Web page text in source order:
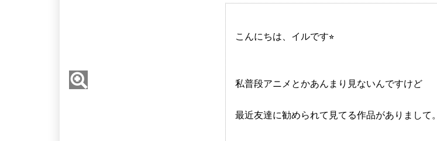
こんにちは、イルです⭐︎
私普段アニメとかあんまり見ないんですけど
最近友達に勧められて見てる作品がありまして。